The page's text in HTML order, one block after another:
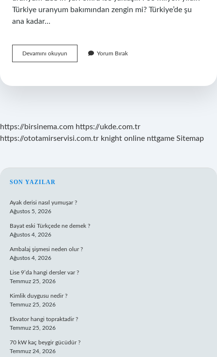
Türkiye uranyum bakımından zengin mi? Türkiye’de şu
ana kadar…
Devamını okuyun Uranyum
Tükenir
Yorum Bırak
https://birsinema.com https://ukde.com.tr
https://ototamirservisi.com.tr knight online nttgame Sitemap
SIDEBAR
SON YAZILAR
Ayak derisi nasıl yumuşar ?
Ağustos 5, 2026
Bayat eski Türkçede ne demek ?
Ağustos 4, 2026
Ambalaj şişmesi neden olur ?
Ağustos 4, 2026
Lise 9’da hangi dersler var ?
Temmuz 25, 2026
Kimlik duygusu nedir ?
Temmuz 25, 2026
Ekvator hangi topraktadir ?
Temmuz 25, 2026
70 kW kaç beygir gücüdür ?
Temmuz 24, 2026